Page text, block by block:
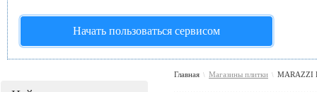
Начать пользоваться сервисом
Главная \ Магазины плитки \ MARAZZI